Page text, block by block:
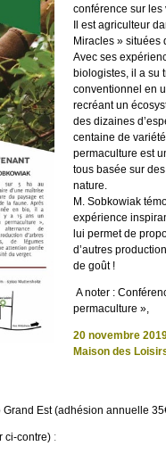
conférence sur
Il est agriculteur
Miracles » situées
Avec ses
biologistes, il a su
conventionnel en
recréant un
des dizaines
centaine de
permaculture est
tous basée sur
nature.
M. Sobkowiak
expérience
lui permet de
d’autres
de goût !
A noter :
permaculture »,
20 novembre
Maison des
Est (adhésion annuelle
ci-contre) :